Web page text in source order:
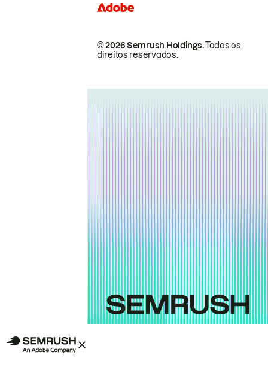
© 2026 Semrush Holdings.Todos os
direitos reservados.